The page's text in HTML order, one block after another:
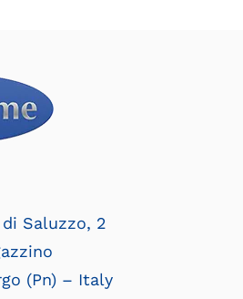
Saluzzo, 2
(Pn) – Italy